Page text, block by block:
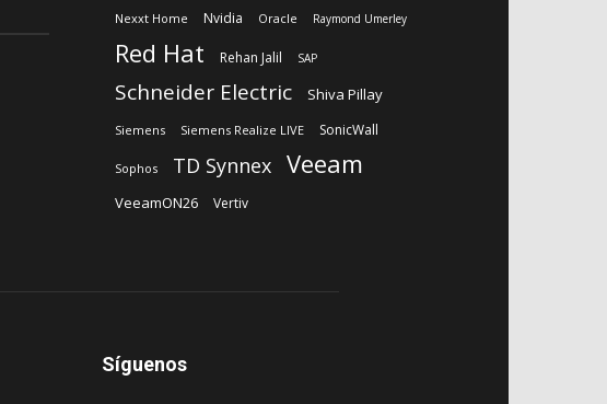
Nexxt Home Nvidia Oracle Raymond Umerley
Red Hat Rehan Jalil SAP
Schneider Electric Shiva Pillay
Siemens Siemens Realize LIVE SonicWall
Sophos TD Synnex Veeam
VeeamON26 Vertiv
Síguenos